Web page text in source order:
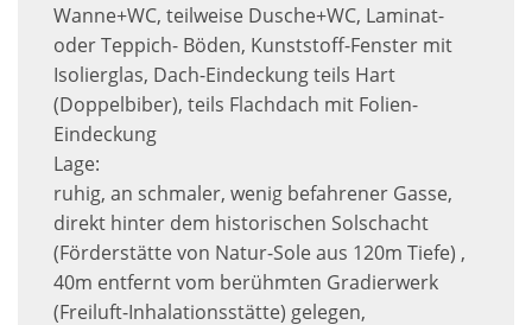
Wanne+WC, teilweise Dusche+WC, Laminat-
oder Teppich- Böden, Kunststoff-Fenster mit
Isolierglas, Dach-Eindeckung teils Hart
(Doppelbiber), teils Flachdach mit Folien-
Eindeckung
Lage:
ruhig, an schmaler, wenig befahrener Gasse,
direkt hinter dem historischen Solschacht
(Förderstätte von Natur-Sole aus 120m Tiefe) ,
40m entfernt vom berühmten Gradierwerk
(Freiluft-Inhalationsstätte) gelegen,